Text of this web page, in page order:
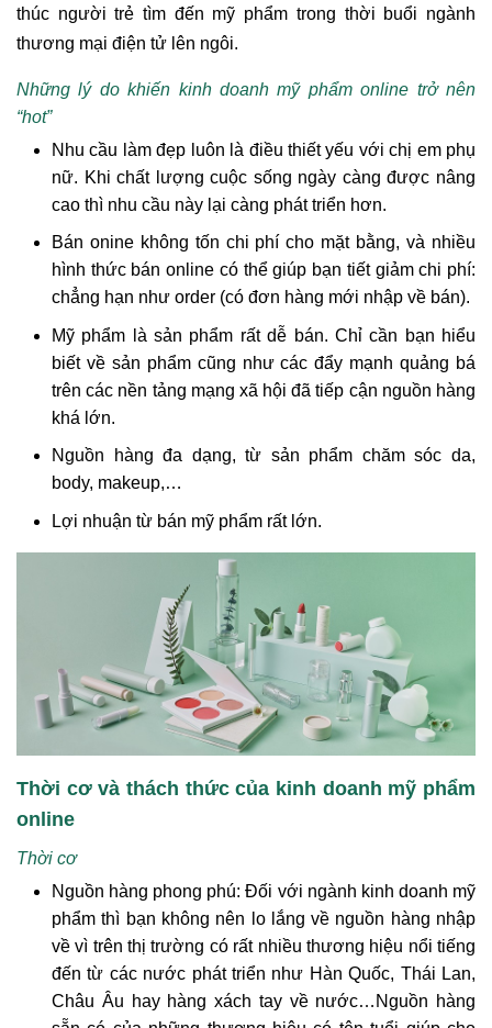
thúc người trẻ tìm đến mỹ phẩm trong thời buổi ngành
thương mại điện tử lên ngôi.
Những lý do khiến kinh doanh mỹ phẩm online trở nên
“hot”
Nhu cầu làm đẹp luôn là điều thiết yếu với chị em phụ
nữ. Khi chất lượng cuộc sống ngày càng được nâng
cao thì nhu cầu này lại càng phát triển hơn.
Bán onine không tốn chi phí cho mặt bằng, và nhiều
hình thức bán online có thể giúp bạn tiết giảm chi phí:
chẳng hạn như order (có đơn hàng mới nhập về bán).
Mỹ phẩm là sản phẩm rất dễ bán. Chỉ cần bạn hiểu
biết về sản phẩm cũng như các đẩy mạnh quảng bá
trên các nền tảng mạng xã hội đã tiếp cận nguồn hàng
khá lớn.
Nguồn hàng đa dạng, từ sản phẩm chăm sóc da,
body, makeup,…
Lợi nhuận từ bán mỹ phẩm rất lớn.
Thời cơ và thách thức của kinh doanh mỹ phẩm
online
Thời cơ
Nguồn hàng phong phú: Đối với ngành kinh doanh mỹ
phẩm thì bạn không nên lo lắng về nguồn hàng nhập
về vì trên thị trường có rất nhiều thương hiệu nổi tiếng
đến từ các nước phát triển như Hàn Quốc, Thái Lan,
Châu Âu hay hàng xách tay về nước…Nguồn hàng